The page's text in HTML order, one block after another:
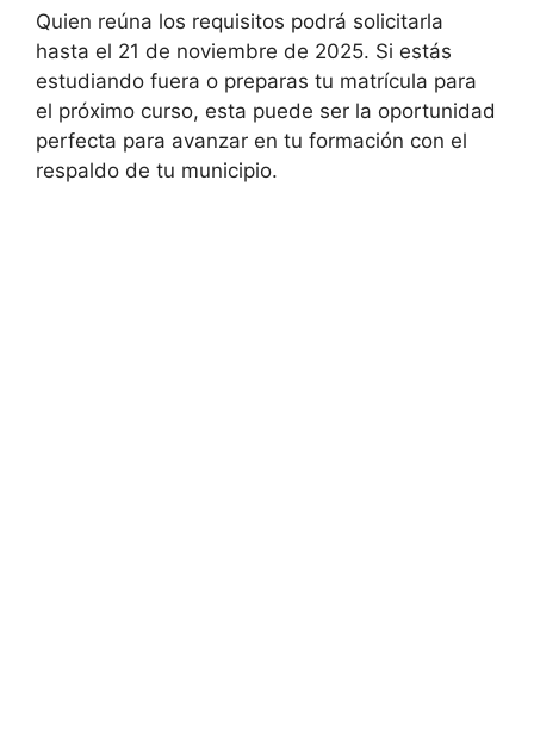
Quien reúna los requisitos podrá solicitarla
hasta el 21 de noviembre de 2025. Si estás
estudiando fuera o preparas tu matrícula para
el próximo curso, esta puede ser la oportunidad
perfecta para avanzar en tu formación con el
respaldo de tu municipio.